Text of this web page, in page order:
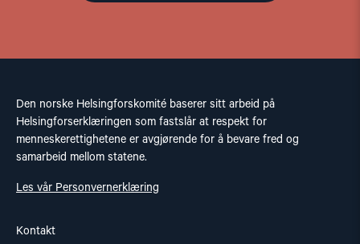
Den norske Helsingforskomité baserer sitt arbeid på
Helsingforserklæringen som fastslår at respekt for
menneskerettighetene er avgjørende for å bevare fred og
samarbeid mellom statene.
Les vår Personvernerklæring
Kontakt